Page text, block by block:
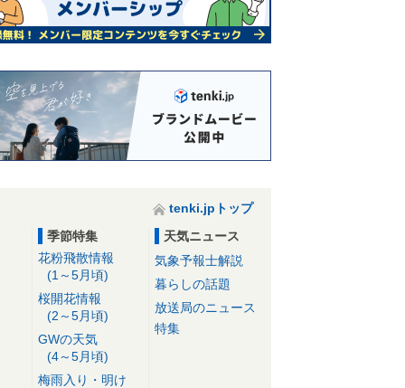
tenki.jpトップ
季節特集
花粉飛散情報
(1～5月頃)
桜開花情報
(2～5月頃)
GWの天気
(4～5月頃)
梅雨入り・明け
天気ニュース
気象予報士解説
暮らしの話題
放送局のニュース
特集